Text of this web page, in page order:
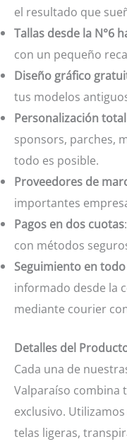
el resultado que
Tallas desde la N°6
con un pequeño
Diseño gráfico
tus modelos
Personalización total
sponsors, parches,
todo es posible.
Proveedores de
importantes
Pagos en dos cuotas
con métodos
Seguimiento en
informado desde la
mediante courier
Detalles del
Cada una de
Valparaíso combina
exclusivo.
telas ligeras,